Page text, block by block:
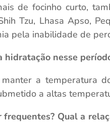
de focinho curto,
Tzu, Lhasa Apso,
pela inabilidade de
nesse
a temperatura
a altas
frequentes? Qual a